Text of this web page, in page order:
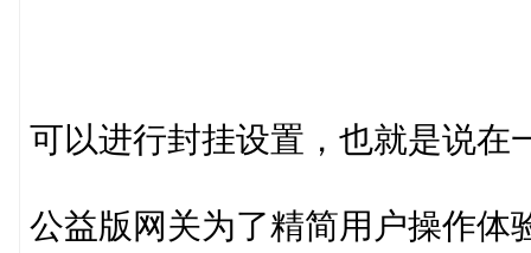
可以进行封挂设置，也就是说在
公益版网关为了精简用户操作体